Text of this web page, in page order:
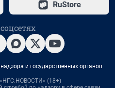
RuStore
и государственных органов
«НГС.НОВОСТИ» (18+)